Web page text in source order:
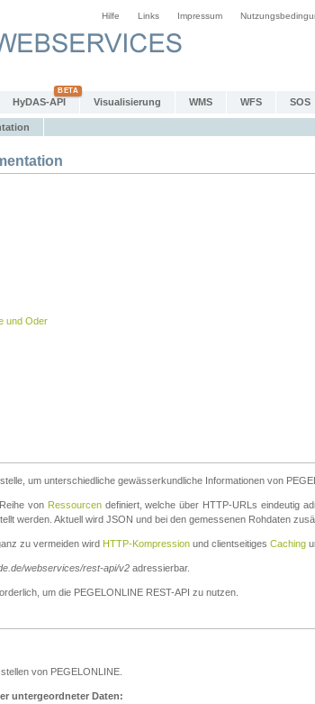
Hilfe Links Impressum
HyDAS-API Visualisierung WMS WFS SOS
und Oder
um unterschiedliche gewässerkundliche Informationen von
von Ressourcendefiniert, welche über HTTP-URLs eindeutig
werden. Aktuell wird JSON und bei den gemessenen Rohdaten
zu vermeiden wird HTTP-Kompression und clientseitiges Caching
webservices/rest-api/v2 adressierbar.
um die PEGELONLINE REST-API zu nutzen.
von PEGELONLINE.
untergeordneter Daten: